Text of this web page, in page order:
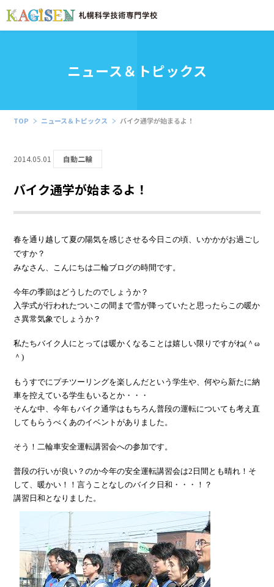
ニュース＆トピックス
TOP ニュース＆トピックス バイク通学が始まるよ！
2014.05.01 自動二輪
バイク通学が始まるよ！
春を通り越して夏の陽気を感じさせる今日この頃、いかかがお過ごし
ですか？
みなさん、こんにちは二輪ブログの時間です。
今年の季節はどうしたのでしょうか？
入学式が行われたついこの間まで雪が降っていたと思ったらこの暖か
さ異常気象でしょうか？
私たちバイク人にとっては暖かくなることは嬉しい限りですがね(＾ω
＾)
もうすでにプチツーリングを楽しんだという学生や、何やら新たに納
車を控えている学生もいるとか・・・
そんな中、今年もバイク通学はもちろん普段の運転についても考え直
してもらうべくあのイベントがありました。
そう！二輪車安全運転講習会への参加です。
普段の行いが良い？のか今年の安全運転講習会は2日間とも晴れ！そ
して、暖かい！！言うことなしのバイク日和・・・！？
講習日和となりました。